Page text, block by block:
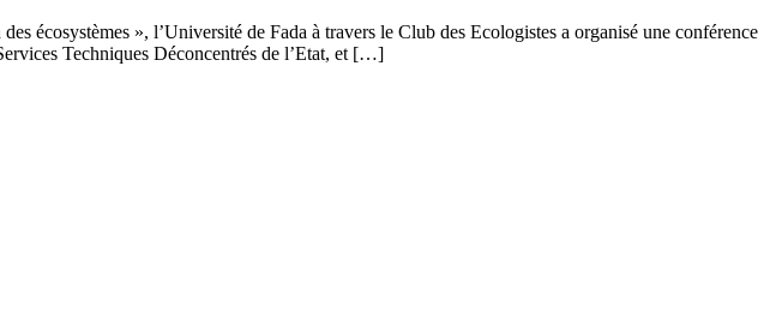
écosystèmes », l’Université de Fada à travers le Club des Ecologistes a organisé une conférence
Techniques Déconcentrés de l’Etat, et […]